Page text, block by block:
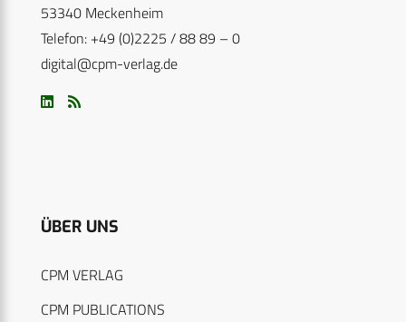
53340 Meckenheim
Telefon: +49 (0)2225 / 88 89 – 0
digital@cpm-verlag.de
ÜBER UNS
CPM VERLAG
CPM PUBLICATIONS